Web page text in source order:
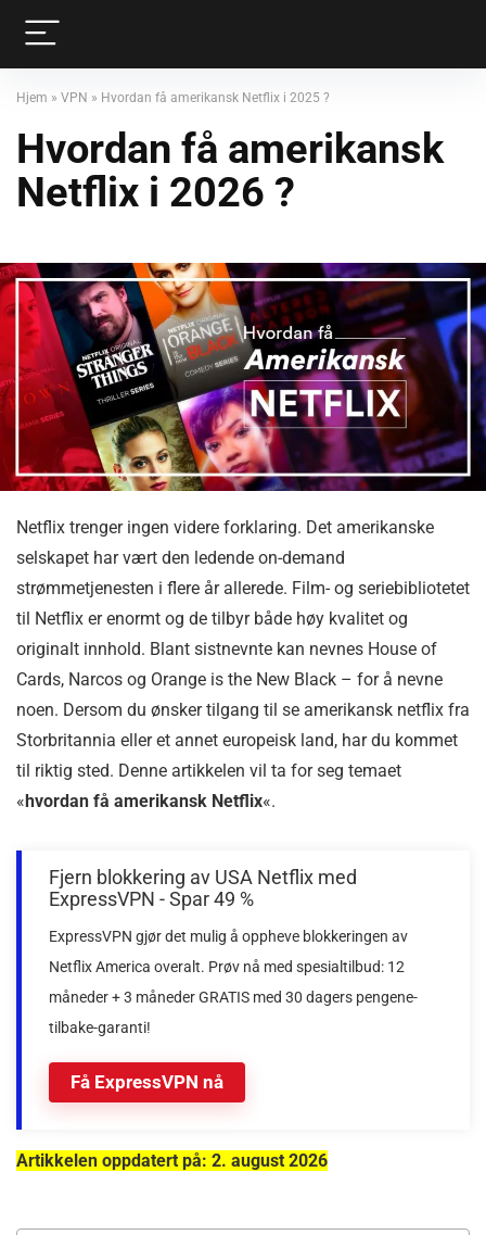
Hjem » VPN » Hvordan få amerikansk Netflix i 2025 ?
Hvordan få amerikansk
Netflix i 2026 ?
Netflix trenger ingen videre forklaring. Det amerikanske
selskapet har vært den ledende on-demand
strømmetjenesten i flere år allerede. Film- og seriebibliotetet
til Netflix er enormt og de tilbyr både høy kvalitet og
originalt innhold. Blant sistnevnte kan nevnes House of
Cards, Narcos og Orange is the New Black – for å nevne
noen. Dersom du ønsker tilgang til se amerikansk netflix fra
Storbritannia eller et annet europeisk land, har du kommet
til riktig sted. Denne artikkelen vil ta for seg temaet
«hvordan få amerikansk Netflix«.
Få ExpressVPN nå
Fjern blokkering av USA Netflix med
ExpressVPN - Spar 49 %
ExpressVPN gjør det mulig å oppheve blokkeringen av
Netflix America overalt. Prøv nå med spesialtilbud: 12
måneder + 3 måneder GRATIS med 30 dagers pengene-
tilbake-garanti!
Artikkelen oppdatert på: 2. august 2026